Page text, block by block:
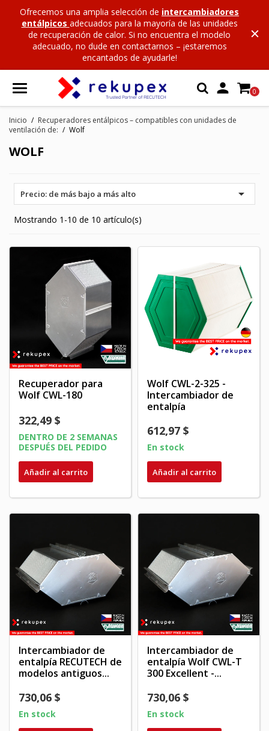
Ofrecemos una amplia selección de intercambiadores
entálpicos adecuados para la mayoría de las unidades
de recuperación de calor. Si no encuentra el modelo
adecuado, no dude en contactarnos – ¡estaremos
encantados de ayudarle!
 0
Inicio
Recuperadores entálpicos – compatibles con unidades de
ventilación de:
Wolf
WOLF
Precio: de más bajo a más alto 
Mostrando 1-10 de 10 artículo(s)
Recuperador para
Wolf CWL-180
322,49 $
DENTRO DE 2 SEMANAS
DESPUÉS DEL PEDIDO
Añadir al carrito
Wolf CWL-2-325 -
Intercambiador de
entalpía
612,97 $
En stock
Añadir al carrito
Intercambiador de
entalpía RECUTECH de
modelos antiguos...
730,06 $
En stock
Intercambiador de
entalpía Wolf CWL-T
300 Excellent -...
730,06 $
En stock